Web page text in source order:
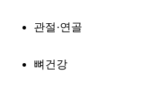
관절·연골
뼈건강